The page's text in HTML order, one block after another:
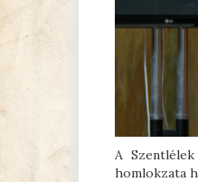
A
homlokzata